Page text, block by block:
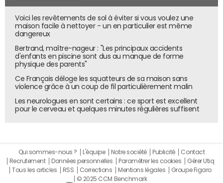
Voici les revêtements de sol à éviter si vous voulez une
maison facile à nettoyer - un en particulier est même
dangereux
Bertrand, maître-nageur : "Les principaux accidents
d'enfants en piscine sont dus au manque de forme
physique des parents"
Ce Français déloge les squatteurs de sa maison sans
violence grâce à un coup de fil particulièrement malin
Les neurologues en sont certains : ce sport est excellent
pour le cerveau et quelques minutes régulières suffisent
Qui sommes-nous ? L'équipe Notre société Publicité
Contact
Recrutement
Données personnelles Paramétrer les cookies
Gérer Utiq
Tous les articles
RSS Corrections Mentions légales
Groupe Figaro
© 2025 CCM Benchmark